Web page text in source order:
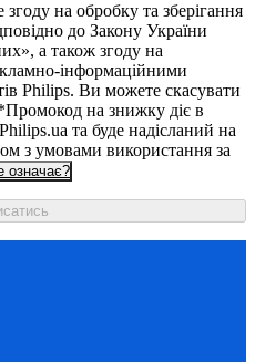
на обробку та зберігання
до Закону України
а також згоду на
інформаційними
Philips. Ви можете скасувати
на знижку діє в
та буде надісланий на
з умовами використання за
означає?